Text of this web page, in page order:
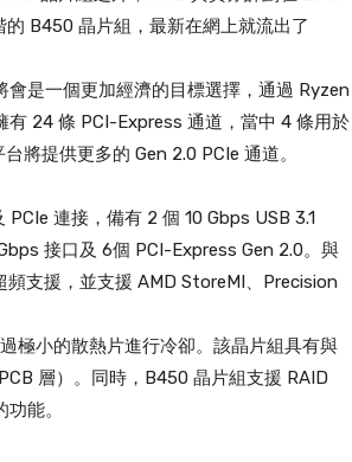
B450 晶片組，最新在網上就流出了
是一個更加經濟的目標選擇，通過 Ryzen
有 24 條 PCI-Express 通道，當中 4 條用於
將提供更多的 Gen 2.0 PCIe 通道。
連接，備有 2 個 10 Gbps USB 3.1
接口及 6個 PCI-Express Gen 2.0。與
支援，並支援 AMD StoreMI、Precision
極小的散熱片進行冷卻。該晶片組具有與
層）。同時，B450 晶片組支援 RAID
能。